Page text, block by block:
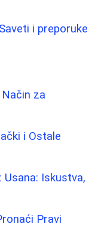
i preporuke
za
i Ostale
Usana: Iskustva,
Pravi